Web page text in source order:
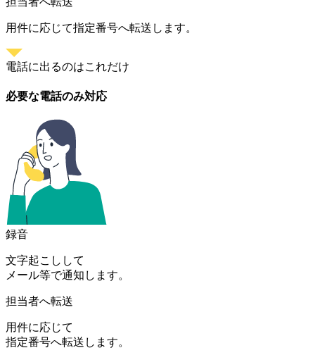
用件に応じて指定番号へ転送します。
電話に出るのはこれだけ
必要な電話のみ対応
録音
文字起こしして
メール等で通知します。
担当者へ転送
用件に応じて
指定番号へ転送します。